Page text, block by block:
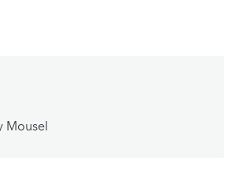
Mousel